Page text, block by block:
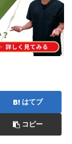
はてブ
コピー